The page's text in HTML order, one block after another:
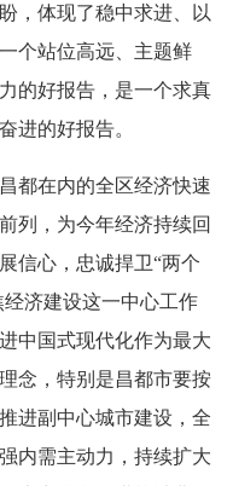
，体现了稳中求进、以
个站位高远、主题鲜
的好报告，是一个求真
进的好报告。
都在内的全区经济快速
列，为今年经济持续回
信心，忠诚捍卫“两个
经济建设这一中心工作
中国式现代化作为最大
念，特别是昌都市要按
进副中心城市建设，全
内需主动力，持续扩大